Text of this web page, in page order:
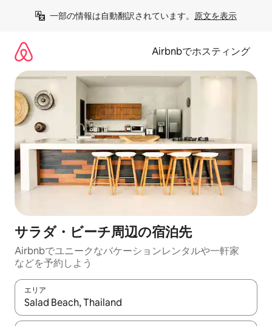
一部の情報は自動翻訳されています。 原文を表示
Airbnbでホスティング
サラダ・ビーチ⁠周⁠辺⁠の宿⁠泊⁠先
Airbnbでユニークなバ⁠ケ⁠ー⁠シ⁠ョ⁠ンレ⁠ン⁠タ⁠ルや一⁠軒⁠家
な⁠ど⁠を予⁠約⁠し⁠よ⁠う
エリア
検索結果が表示されたら、上下の矢印キーを使って移動するか